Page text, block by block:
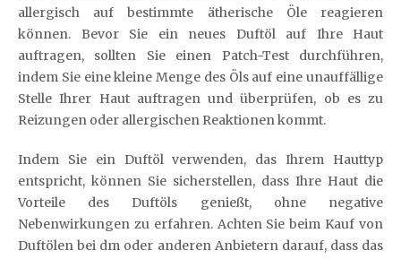
allergisch auf bestimmte ätherische Öle reagieren
können. Bevor Sie ein neues Duftöl auf Ihre Haut
auftragen, sollten Sie einen Patch-Test durchführen,
indem Sie eine kleine Menge des Öls auf eine unauffällige
Stelle Ihrer Haut auftragen und überprüfen, ob es zu
Reizungen oder allergischen Reaktionen kommt.
Indem Sie ein Duftöl verwenden, das Ihrem Hauttyp
entspricht, können Sie sicherstellen, dass Ihre Haut die
Vorteile des Duftöls genießt, ohne negative
Nebenwirkungen zu erfahren. Achten Sie beim Kauf von
Duftölen bei dm oder anderen Anbietern darauf, dass das